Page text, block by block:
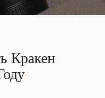
Кракен